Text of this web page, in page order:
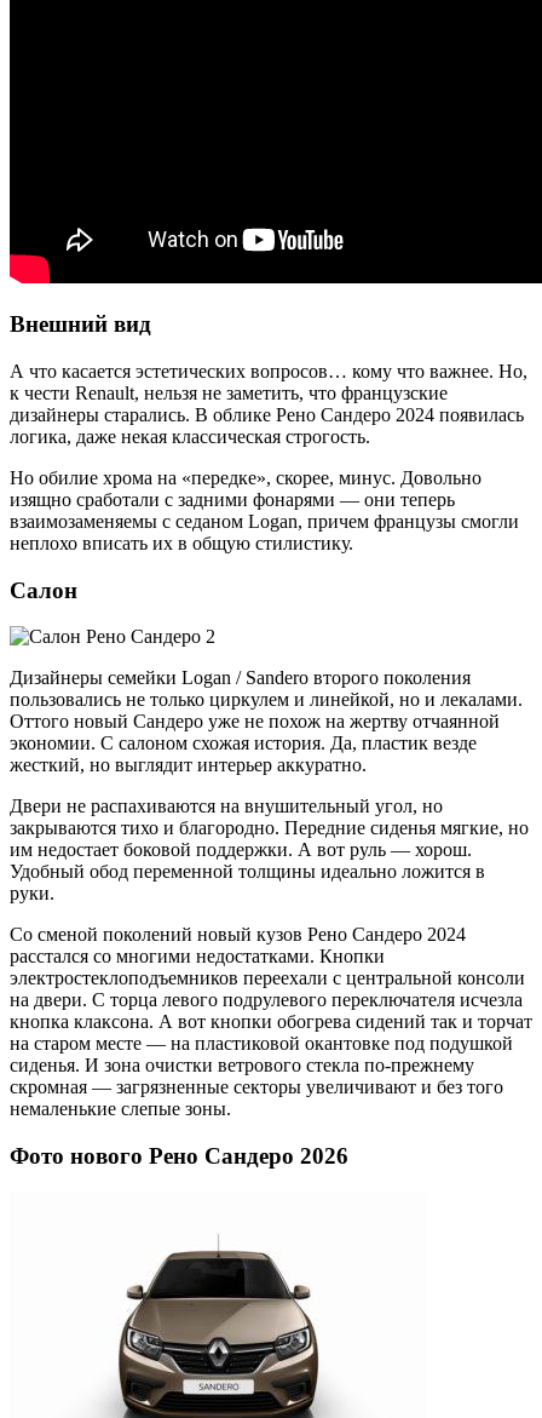
Внешний вид
А что касается эстетических вопросов… кому что важнее. Но,
к чести Renault, нельзя не заметить, что французские
дизайнеры старались. В облике Рено Сандеро 2024 появилась
логика, даже некая классическая строгость.
Но обилие хрома на «передке», скорее, минус. Довольно
изящно сработали с задними фонарями — они теперь
взаимозаменяемы с седаном Logan, причем французы смогли
неплохо вписать их в общую стилистику.
Салон
Дизайнеры семейки Logan / Sandero второго поколения
пользовались не только циркулем и линейкой, но и лекалами.
Оттого новый Сандеро уже не похож на жертву отчаянной
экономии. С салоном схожая история. Да, пластик везде
жесткий, но выглядит интерьер аккуратно.
Двери не распахиваются на внушительный угол, но
закрываются тихо и благородно. Передние сиденья мягкие, но
им недостает боковой поддержки. А вот руль — хорош.
Удобный обод переменной толщины идеально ложится в
руки.
Со сменой поколений новый кузов Рено Сандеро 2024
расстался со многими недостатками. Кнопки
электростеклоподъемников переехали с центральной консоли
на двери. С торца левого подрулевого переключателя исчезла
кнопка клаксона. А вот кнопки обогрева сидений так и торчат
на старом месте — на пластиковой окантовке под подушкой
сиденья. И зона очистки ветрового стекла по-прежнему
скромная — загрязненные секторы увеличивают и без того
немаленькие слепые зоны.
Фото нового Рено Сандеро 2026